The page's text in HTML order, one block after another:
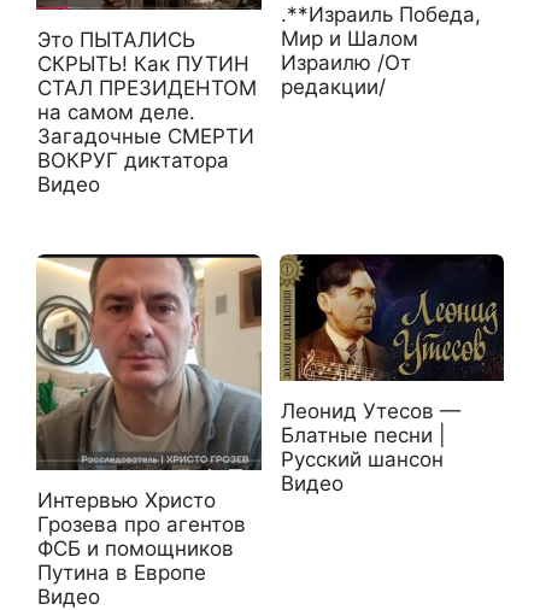
Это ПЫТАЛИСЬ
СКРЫТЬ! Как ПУТИН
СТАЛ ПРЕЗИДЕНТОМ
на самом деле.
Загадочные СМЕРТИ
ВОКРУГ диктатора
Видео
.**Израиль Победа,
Мир и Шалом
Израилю /От
редакции/
Интервью Христо
Грозева про агентов
ФСБ и помощников
Путина в Европе
Видео
Леонид Утесов —
Блатные песни |
Русский шансон
Видео